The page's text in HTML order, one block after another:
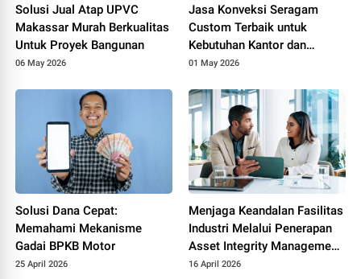
Solusi Jual Atap UPVC
Makassar Murah Berkualitas
Untuk Proyek Bangunan
06 May 2026
Jasa Konveksi Seragam
Custom Terbaik untuk
Kebutuhan Kantor dan
Sekolah
01 May 2026
Solusi Dana Cepat:
Memahami Mekanisme
Gadai BPKB Motor
25 April 2026
Menjaga Keandalan Fasilitas
Industri Melalui Penerapan
Asset Integrity Management
yang Efektif
16 April 2026